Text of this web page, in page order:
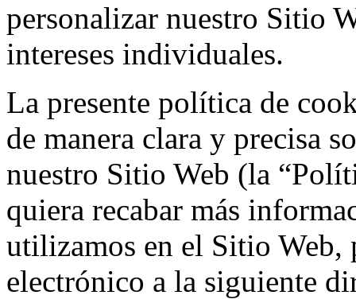
personalizar nuestro Sitio
intereses individuales.
La presente política de
de manera clara y precisa
nuestro Sitio Web (la
quiera recabar más
utilizamos en el Sitio
electrónico a la siguiente